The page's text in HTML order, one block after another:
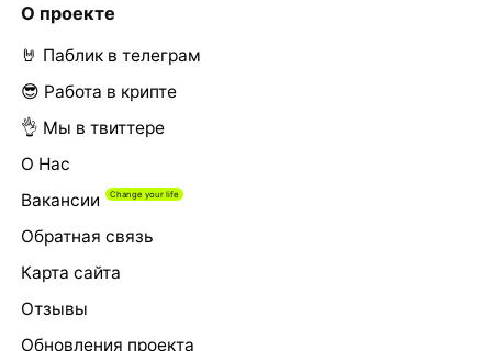
О проекте
🤘 Паблик в телеграм
😎 Работа в крипте
👌 Мы в твиттере
О Нас
Вакансии
Обратная связь
Карта сайта
Отзывы
Обновления проекта